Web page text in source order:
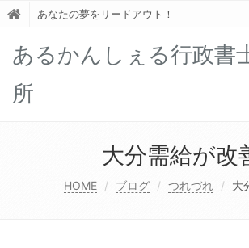
あなたの夢をリードアウト！
あるかんしぇる行政書
所
大分需給が改
HOME ブログ つれづれ 大